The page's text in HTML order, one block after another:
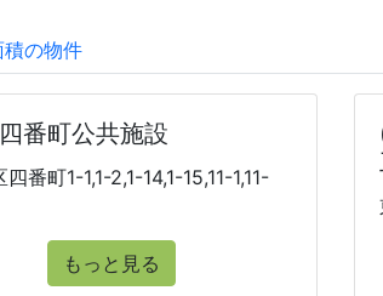
の物件
番町公共施設
番町1-1,1-2,1-14,1-15,11-1,11-
もっと見る